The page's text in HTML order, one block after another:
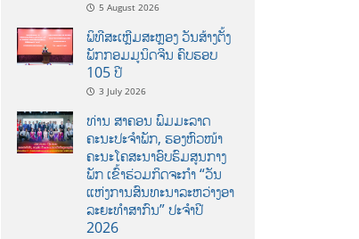
5 August 2026
ພິທີສະເຫຼີມສະຫຼອງ ວັນສ້າງຕັ້ງ
ພັກກອມມູນິດຈີນ ຄົບຮອບ
105 ປີ
3 July 2026
ທ່ານ ສາຄອນ ພົມມະລາດ
ຄະນະປະຈໍາພັກ, ຮອງຫົວໜ້າ
ຄະນະໂຄສະນາອົບຮົມສູນກາງ
ພັກ ເຂົ້າຮ່ວມກິດຈະກຳ “ວັນ
ແຫ່ງການສົນທະນາລະຫວ່າງອາ
ລະຍະທຳສາກົນ” ປະຈຳປີ
2026